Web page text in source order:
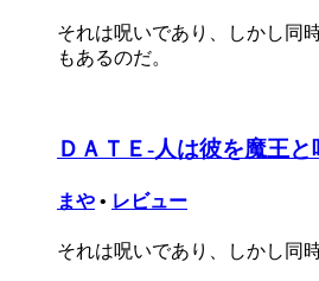
それは呪いであり、しかし同
もあるのだ。
ＤＡＴＥ-人は彼を魔王と
まや • レビュー
それは呪いであり、しかし同